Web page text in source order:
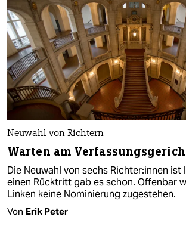
Neuwahl von Richtern
Warten am
Die Neuwahl von sechs Rich­te­r:innen
einen Rücktritt gab es schon. Offenbar
Linken keine Nominierung zugestehen.
Von Erik Peter